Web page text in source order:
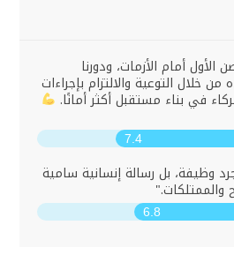
أمام الأزمات، ودورنا
التوعية والالتزام بإجراءات
في بناء مستقبل أكثر أمانًا.
7.4
وظيفة، بل رسالة إنسانية سامية
والممتلكات."
6.8